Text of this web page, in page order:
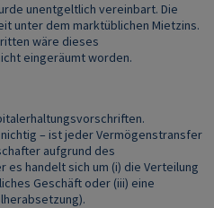
unentgeltlich vereinbart. Die
unter dem marktüblichen Mietzins.
wäre dieses
eingeräumt worden.
– ist jeder Vermögenstransfer
aufgrund des
handelt sich um (i) die Verteilung
Geschäft oder (iii) eine